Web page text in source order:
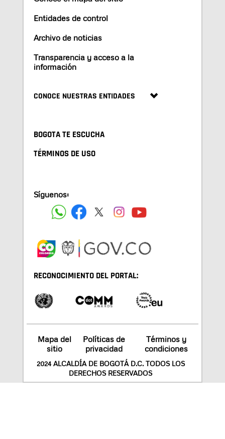
Entidades de control
Archivo de noticias
Transparencia y acceso a la
información
CONOCE NUESTRAS ENTIDADES
BOGOTA TE ESCUCHA
TÉRMINOS DE USO
Síguenos:
RECONOCIMIENTO DEL PORTAL:
Mapa del
sitio
Políticas de
privacidad
Términos y
condiciones
2024 ALCALDÍA DE BOGOTÁ D.C. TODOS LOS
DERECHOS RESERVADOS